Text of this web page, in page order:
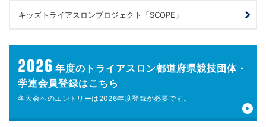
キッズトライアスロンプロジェクト「SCOPE」
2026 年度の トライアスロン都道府県競技団体・
学連会員登録はこちら
各大会へのエントリーは 2026年度登録が必要です。